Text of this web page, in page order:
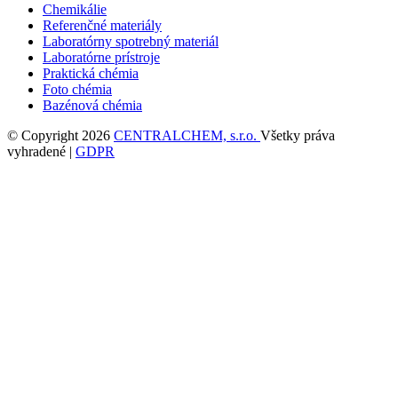
Chemikálie
Referenčné materiály
Laboratórny spotrebný materiál
Laboratórne prístroje
Praktická chémia
Foto chémia
Bazénová chémia
© Copyright 2026 CENTRALCHEM, s.r.o. Všetky práva
vyhradené | GDPR